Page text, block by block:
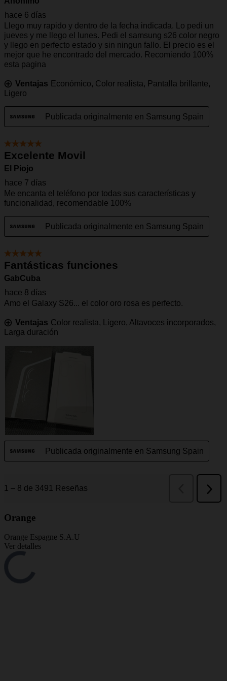
Orange
Orange Espagne S.A.U
Ver detalles